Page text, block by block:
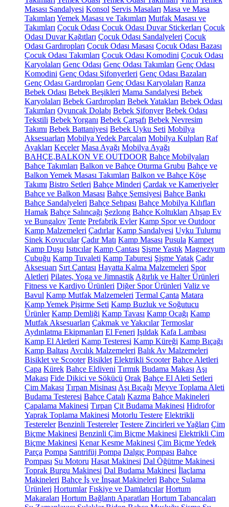
Masası Sandalyesi Konsol Servis Masaları Masa ve Masa
Takımları Yemek Masası ve Takımları Mutfak Masası ve
Takımları Çocuk Odası Çocuk Odası Duvar Stickerları Çocuk
Odası Duvar Kağıtları Çocuk Odası Sandalyeleri Çocuk
Odası Gardıropları Çocuk Odası Masası Çocuk Odası Bazası
Çocuk Odası Takımları Çocuk Odası Komodini Çocuk Odası
Karyolaları Genç Odası Genç Odası Takımları Genç Odası
Komodini Genç Odası Şifonyerleri Genç Odası Bazaları
Genç Odası Gardıropları Genç Odası Karyolaları Ranza
Bebek Odası Bebek Beşikleri Mama Sandalyesi Bebek
Karyolaları Bebek Gardıropları Bebek Yatakları Bebek Odası
Takımları Oyuncak Dolabı Bebek Şifonyer Bebek Odası
Tekstili Bebek Yorganı Bebek Çarşafı Bebek Nevresim
Takımı Bebek Battaniyesi Bebek Uyku Seti Mobilya
Aksesuarları Mobilya Yedek Parçaları Mobilya Kulpları Raf
Ayakları Keçeler Masa Ayağı Mobilya Ayağı
BAHÇE,BALKON VE OUTDOOR Bahçe Mobilyaları
Bahçe Takımları Balkon ve Bahçe Oturma Grubu Bahçe ve
Balkon Yemek Masası Takımları Balkon ve Bahçe Köşe
Takımı Bistro Setleri Bahçe Minderi Çardak ve Kameriyeler
Bahçe ve Balkon Masası Bahçe Şemsiyesi Bahçe Bankı
Bahçe Sandalyeleri Bahçe Sehpası Bahçe Mobilya Kılıfları
Hamak Bahçe Salıncağı Şezlong Bahçe Koltukları Ahşap Ev
ve Bungalov Tente Prefabrik Evler Kamp Spor ve Outdoor
Kamp Malzemeleri Çadırlar Kamp Sandalyesi Uyku Tulumu
Sinek Kovucular Çadır Matı Kamp Masası Pusula Kampet
Kamp Duşu Isıtıcılar Kamp Çantası Şişme Yastık Magnezyum
Çubuğu Kamp Tuvaleti Kamp Taburesi Şişme Yatak Çadır
Aksesuarı Sırt Çantası Hayatta Kalma Malzemeleri Spor
Aletleri Pilates, Yoga ve Jimnastik Ağırlık ve Halter Ürünleri
Fitness ve Kardiyo Ürünleri Diğer Spor Ürünleri Valiz ve
Bavul Kamp Mutfak Malzemeleri Termal Çanta Matara
Kamp Yemek Pişirme Seti Kamp Buzluk ve Soğutucu
Ürünler Kamp Demliği Kamp Tavası Kamp Ocağı Kamp
Mutfak Aksesuarları Çakmak ve Yakıcılar Termoslar
Aydınlatma Ekipmanları El Feneri Işıldak Kafa Lambası
Kamp El Aletleri Kamp Testeresi Kamp Küreği Kamp Bıçağı
Kamp Baltası Avcılık Malzemeleri Balık Av Malzemeleri
Bisiklet ve Scooter Bisiklet Elektrikli Scooter Bahçe Aletleri
Çapa Kürek Bahçe Eldiveni Tırmık Budama Makası Aşı
Makası Fide Dikici ve Sökücü Orak Bahçe El Aleti Setleri
Çim Makası Tırpan Misinası Aşı Bıçağı Meyve Toplama Aleti
Budama Testeresi Bahçe Çatalı Kazma Bahçe Makineleri
Çapalama Makinesi Tırpan Çit Budama Makinesi Hidrofor
Yaprak Toplama Makinesi Motorlu Testere Elektrikli
Testereler Benzinli Testereler Testere Zincirleri ve Yağları Çim
Biçme Makinesi Benzinli Çim Biçme Makinesi Elektrikli Çim
Biçme Makinesi Kenar Kesme Makinesi Çim Biçme Yedek
Parça Pompa Santrifüj Pompa Dalgıç Pompası Bahçe
Pompası Su Motoru Hasat Makinesi Dal Öğütme Makinesi
Toprak Burgu Makinesi Dal Budama Makinesi İlaçlama
Makineleri Bahçe İş ve İnşaat Makineleri Bahçe Sulama
Ürünleri Hortumlar Fıskiye ve Damlatıcılar Hortum
Makaraları Hortum Bağlantı Aparatları Hortum Tabancaları